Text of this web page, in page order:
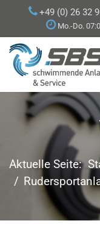
+49 (0) 26 32
Mo.-Do.
Aktuelle Seite: